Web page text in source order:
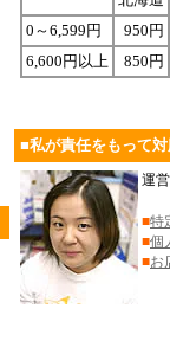
0～6,599円
950円
6,600円以上
850円
■私が責任をもって
運
■特
■個
■お